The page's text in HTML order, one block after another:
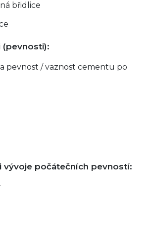
břidlice
pevnost / vaznost cementu po
vývoje počátečních pevností: